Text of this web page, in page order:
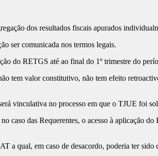
dos resultados fiscais apurados
ser comunicada nos termos legais.
do RETGS até ao final do 1º trimestre do
tem valor constitutivo, não tem efeito
vinculativa no processo em que o TJUE foi
caso das Requerentes, o acesso à aplicação
a qual, em caso de desacordo, poderia ter sido